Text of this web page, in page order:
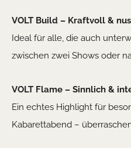
VOLT Build – Kraftvoll &
Ideal für alle, die auch
zwischen zwei Shows oder
VOLT Flame – Sinnlich &
Ein echtes Highlight für
Kabarettabend –